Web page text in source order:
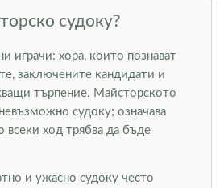
судоку?
играчи: хора, които познават
заключените кандидати и
търпение. Майсторското
судоку; означава
всеки ход трябва да бъде
и ужасно судоку често